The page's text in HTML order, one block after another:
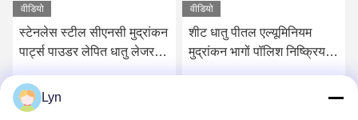
वीडियो
स्टेनलेस स्टील सीएनसी मुद्रांकन
पार्ट्स पाउडर लेपित धातु लेजर
वीडियो
शीट धातु पीतल एल्यूमिनियम
मुद्रांकन भागों पॉलिश निष्क्रिय
Lyn